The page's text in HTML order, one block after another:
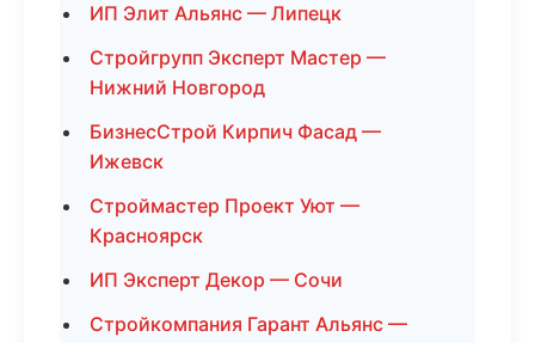
ИП Элит Альянс — Липецк
Стройгрупп Эксперт Мастер —
Нижний Новгород
БизнесСтрой Кирпич Фасад —
Ижевск
Строймастер Проект Уют —
Красноярск
ИП Эксперт Декор — Сочи
Стройкомпания Гарант Альянс —